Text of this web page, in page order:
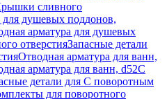
сливного
для душевых поддонов,
арматура для душевых
отверстияЗапасные детали
Отводная арматура для ванн,
арматура для ванн, d52С
детали для С поворотным
для поворотного